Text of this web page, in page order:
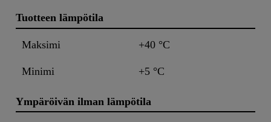
Tuotteen lämpötila
Maksimi +40 °C
Minimi +5 °C
Ympäröivän ilman lämpötila